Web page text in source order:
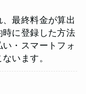
最終料金が算出
に登録した方法
い・スマートフォ
います。